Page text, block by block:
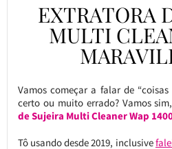
EXTRATORA
MULTI
Vamos começar a falar de
certo ou muito errado? Vamos
de Sujeira Multi Cleaner Wap
Tô usando desde 2019, inclusive